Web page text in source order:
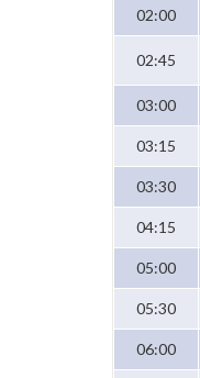
02:00
02:45
03:00
03:15
03:30
04:15
05:00
05:30
06:00